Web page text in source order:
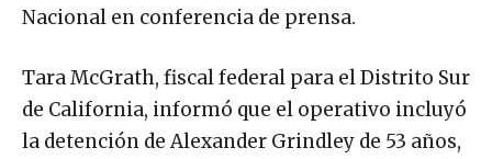
Nacional en conferencia de prensa.
Tara McGrath, fiscal federal para el Distrito Sur
de California, informó que el operativo incluyó
la detención de Alexander Grindley de 53 años,